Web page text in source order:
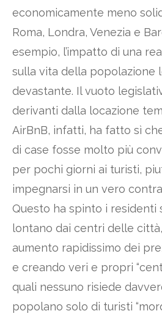
economicamente meno
Roma, Londra, Venezia e
esempio, l’impatto di una
sulla vita della popolazione
devastante. Il vuoto
derivanti dalla locazione
AirBnB, infatti, ha fatto sì
di case fosse molto più
per pochi giorni ai turisti,
impegnarsi in un vero
Questo ha spinto i residenti
lontano dai centri delle
aumento rapidissimo dei
e creando veri e propri
quali nessuno risiede
popolano solo di turisti